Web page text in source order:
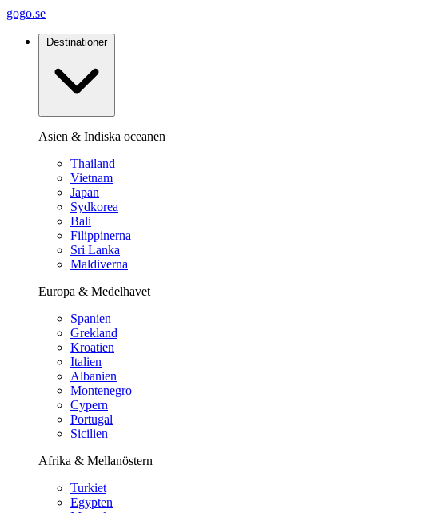
gogo.se
Destinationer
Asien & Indiska oceanen
Thailand
Vietnam
Japan
Sydkorea
Bali
Filippinerna
Sri Lanka
Maldiverna
Europa & Medelhavet
Spanien
Grekland
Kroatien
Italien
Albanien
Montenegro
Cypern
Portugal
Sicilien
Afrika & Mellanöstern
Turkiet
Egypten